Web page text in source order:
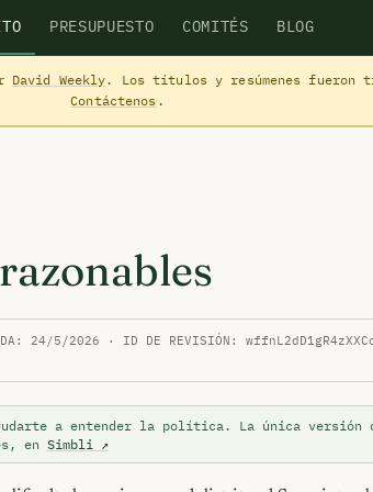
PRESUPUESTO COMITÉS BLOG
David Weekly. Los títulos y resúmenes fueron
Contáctenos.
24/5/2026 · ID DE REVISIÓN:
a entender la política. La única
en Simbli ↗